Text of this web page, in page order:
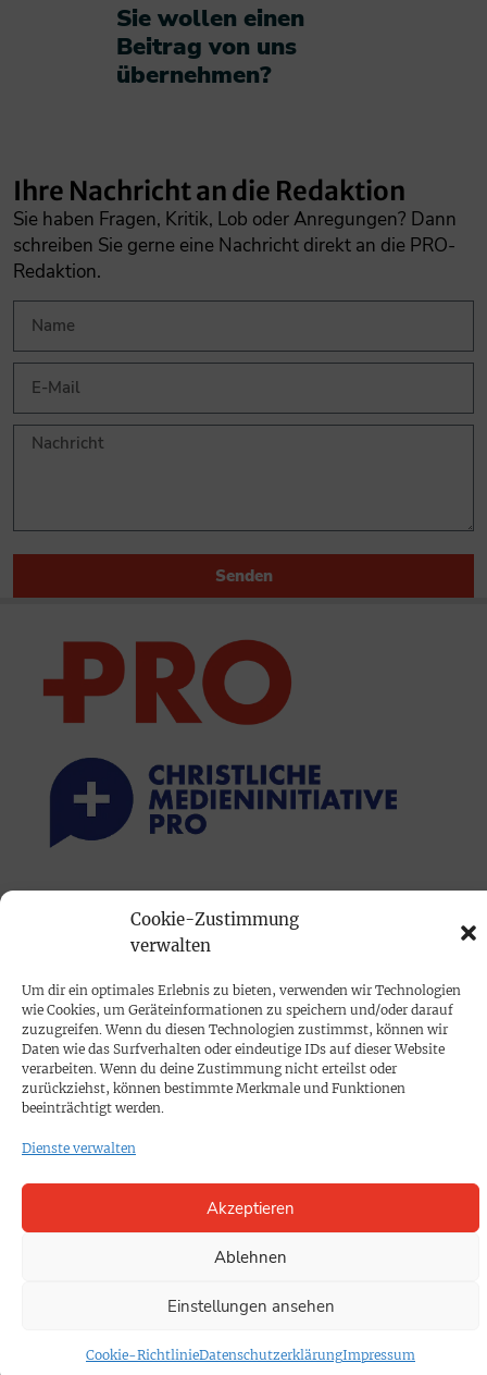
Cookie-Zustimmung
verwalten
Um dir ein optimales Erlebnis zu bieten, verwenden wir Technologien
wie Cookies, um Geräteinformationen zu speichern und/oder darauf
zuzugreifen. Wenn du diesen Technologien zustimmst, können wir
Daten wie das Surfverhalten oder eindeutige IDs auf dieser Website
verarbeiten. Wenn du deine Zustimmung nicht erteilst oder
zurückziehst, können bestimmte Merkmale und Funktionen
beeinträchtigt werden.
Dienste verwalten
Akzeptieren
Ablehnen
Einstellungen ansehen
Cookie-RichtlinieDatenschutzerklärungImpressum
Sie wollen einen
Beitrag von uns
übernehmen?​
Ihre Nachricht an die Redaktion
Sie haben Fragen, Kritik, Lob oder Anregungen? Dann
schreiben Sie gerne eine Nachricht direkt an die PRO-
Redaktion.
Senden
Mediadaten
PROKOMPAKT
Impressum
SPENDEN
Cookie-Richtlinie